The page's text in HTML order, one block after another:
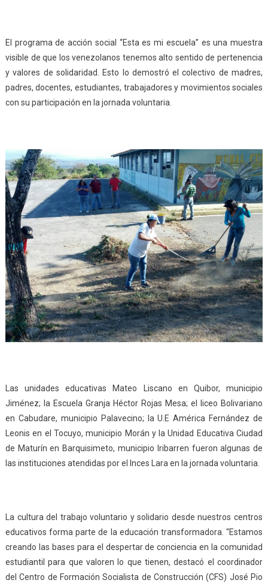
El programa de acción social “Esta es mi escuela” es una muestra
visible de que los venezolanos tenemos alto sentido de pertenencia
y valores de solidaridad. Esto lo demostró el colectivo de madres,
padres, docentes, estudiantes, trabajadores y movimientos sociales
con su participación en la jornada voluntaria.
Las unidades educativas Mateo Liscano en Quibor, municipio
Jiménez; la Escuela Granja Héctor Rojas Mesa; el liceo Bolivariano
en Cabudare, municipio Palavecino; la U.E América Fernández de
Leonis en el Tocuyo, municipio Morán y la Unidad Educativa Ciudad
de Maturín en Barquisimeto, municipio Iribarren fueron algunas de
las instituciones atendidas por el Inces Lara en la jornada voluntaria.
La cultura del trabajo voluntario y solidario desde nuestros centros
educativos forma parte de la educación transformadora. “Estamos
creando las bases para el despertar de conciencia en la comunidad
estudiantil para que valoren lo que tienen, destacó el coordinador
del Centro de Formación Socialista de Construcción (CFS) José Pio